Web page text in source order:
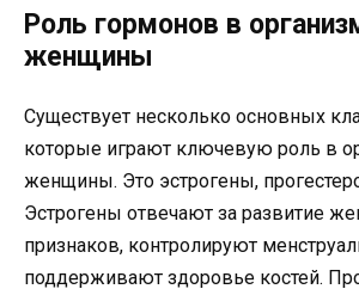
Роль гормонов в
женщины
Существует несколько основных
которые играют ключевую роль в
женщины. Это эстрогены,
Эстрогены отвечают за развитие
признаков, контролируют
поддерживают здоровье костей.